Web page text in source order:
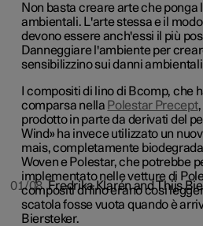
01/08 Fredrika Klarén and Thijs
Non basta creare arte che
ambientali. L'arte stessa e il
devono essere anch'essi il più
Danneggiare l'ambiente per
sensibilizzino sui danni
I compositi di lino di Bcomp, che
comparsa nella Polestar Precept
prodotto in parte da derivati del
Wind» ha invece utilizzato un
mais, completamente
Woven e Polestar, che potrebbe
implementato nelle vetture di
compositi di lino erano così
scatola fosse vuota quando è
Biersteker.